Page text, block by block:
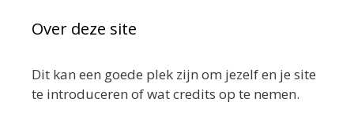
Over deze site
Dit kan een goede plek zijn om jezelf en je site
te introduceren of wat credits op te nemen.